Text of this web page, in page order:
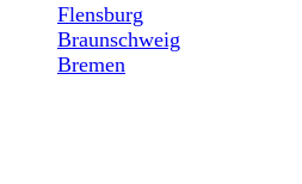
Flensburg
Braunschweig
Bremen